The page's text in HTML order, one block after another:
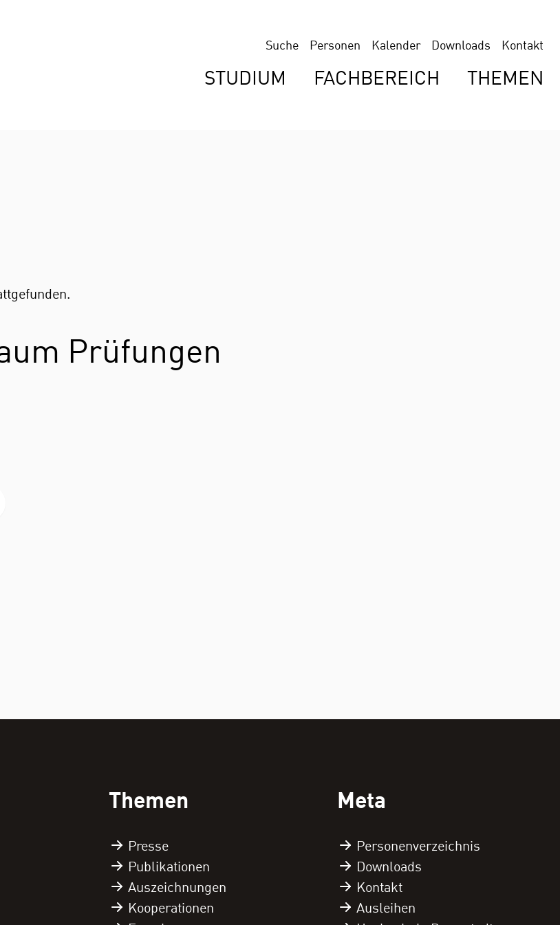
Suche Personen Kalender Downloads Kontakt
STUDIUM FACHBEREICH THEMEN
Prüfungen
Themen
Presse
Publikationen
Auszeichnungen
Kooperationen
Meta
Personen­verzeichnis
Downloads
Kontakt
Ausleihen